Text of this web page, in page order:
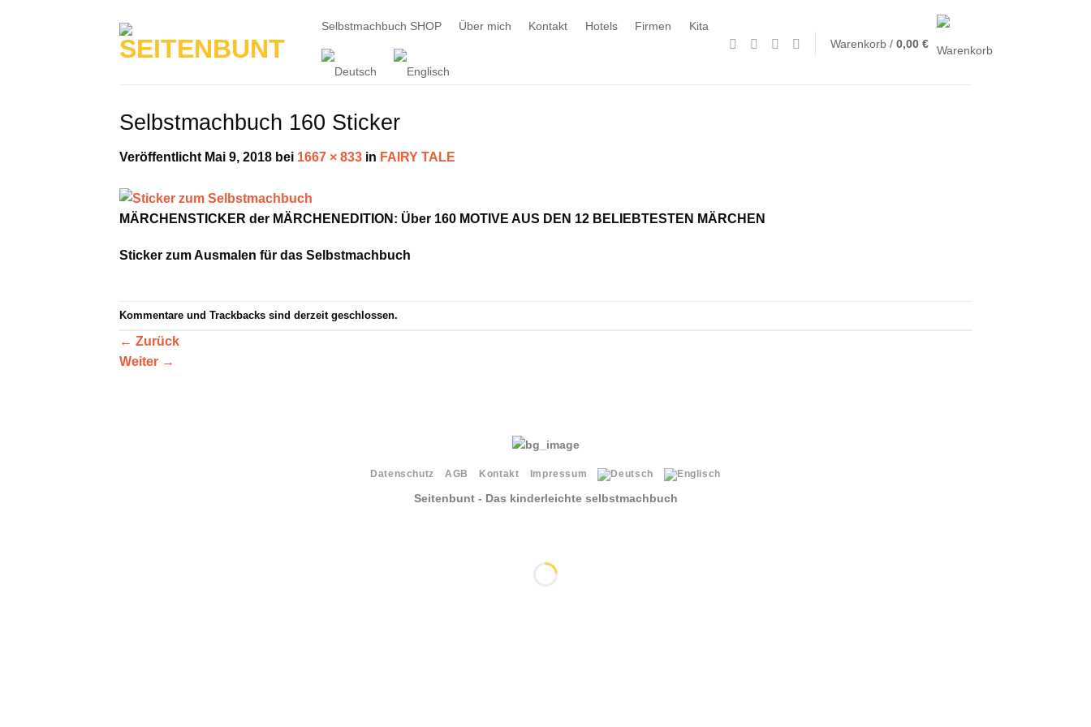
Selbstmachbuch SHOP Über mich Kontakt Hotels Firmen
Kita
Warenkorb /0,00€
Selbstmachbuch 160 Sticker
Veröffentlicht Mai 9, 2018 bei 1667 × 833 in FAIRY TALE
MÄRCHENSTICKER der MÄRCHENEDITION: Über 160 MOTIVE AUS DEN 12 BELIEBTESTEN MÄRCHEN
Sticker zum Ausmalen für das Selbstmachbuch
Kommentare und Trackbacks sind derzeit geschlossen.
← Zurück
Weiter →
Datenschutz AGB Kontakt Impressum
Seitenbunt - Das kinderleichte selbstmachbuch